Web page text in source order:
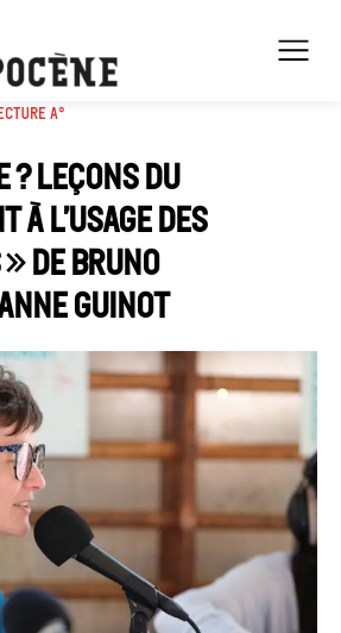
A°
Leçons du
à l’usage des
de Bruno
Guinot